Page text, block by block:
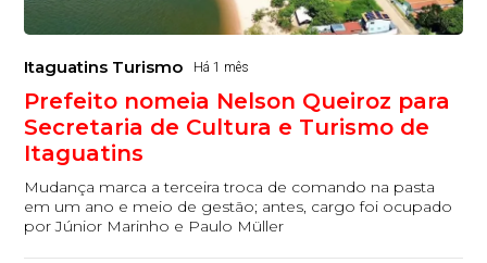
Itaguatins Turismo Há 1 mês
Prefeito nomeia Nelson Queiroz para
Secretaria de Cultura e Turismo de
Itaguatins
Mudança marca a terceira troca de comando na pasta
em um ano e meio de gestão; antes, cargo foi ocupado
por Júnior Marinho e Paulo Müller